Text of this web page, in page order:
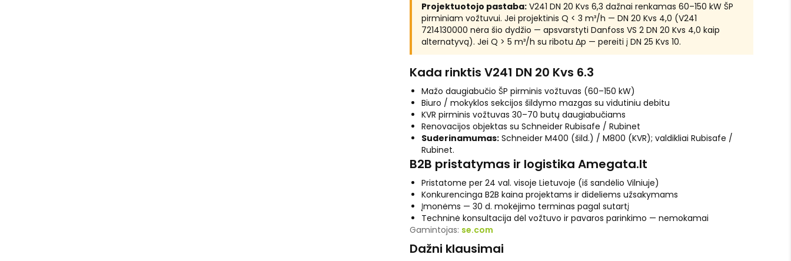
Projektuotojo pastaba: V241 DN 20 Kvs 6,3 dažnai renkamas 60–150 kW ŠP
pirminiam vožtuvui. Jei projektinis Q < 3 m³/h — DN 20 Kvs 4,0 (V241
7214130000 nėra šio dydžio — apsvarstyti Danfoss VS 2 DN 20 Kvs 4,0 kaip
alternatyvą). Jei Q > 5 m³/h su ribotu Δp — pereiti į DN 25 Kvs 10.
Kada rinktis V241 DN 20 Kvs 6.3
Mažo daugiabučio ŠP pirminis vožtuvas (60–150 kW)
Biuro / mokyklos sekcijos šildymo mazgas su vidutiniu debitu
KVR pirminis vožtuvas 30–70 butų daugiabučiams
Renovacijos objektas su Schneider Rubisafe / Rubinet
Suderinamumas: Schneider M400 (šild.) / M800 (KVR); valdikliai Rubisafe /
Rubinet.
B2B pristatymas ir logistika Amegata.lt
Pristatome per 24 val. visoje Lietuvoje (iš sandėlio Vilniuje)
Konkurencinga B2B kaina projektams ir dideliems užsakymams
Įmonėms — 30 d. mokėjimo terminas pagal sutartį
Techninė konsultacija dėl vožtuvo ir pavaros parinkimo — nemokamai
Gamintojas: se.com
Dažni klausimai